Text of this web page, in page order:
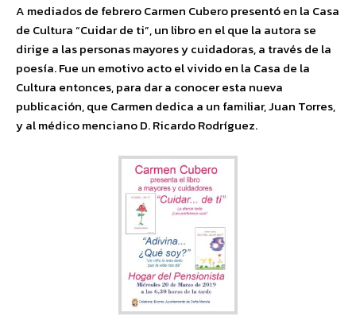
A mediados de febrero Carmen Cubero presentó en la Casa
de Cultura “Cuidar de ti”, un libro en el que la autora se
dirige a las personas mayores y cuidadoras, a través de la
poesía. Fue un emotivo acto el vivido en la Casa de la
Cultura entonces, para dar a conocer esta nueva
publicación, que Carmen dedica a un familiar, Juan Torres,
y al médico menciano D. Ricardo Rodríguez.